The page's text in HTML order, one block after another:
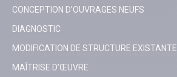
CONCEPTION D’OUVRAGES NEUFS
DIAGNOSTIC
MODIFICATION DE STRUCTURE EXISTANTE
MAÎTRISE D’ŒUVRE